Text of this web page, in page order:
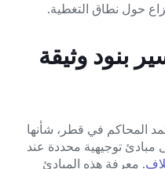
حول نطاق التغطية.
بنود وثيقة
المحاكم في قطر، شأنها
مبادئ توجيهية محددة عند
. معرفة هذه المبادئ